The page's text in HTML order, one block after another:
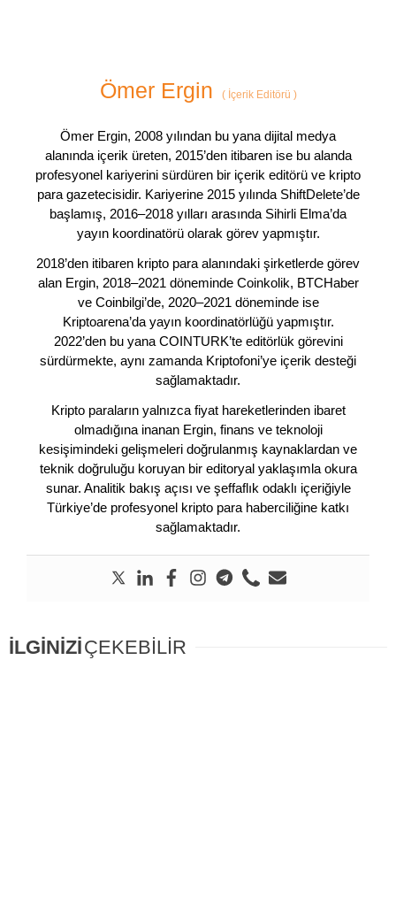
Ömer Ergin (İçerik Editörü )
Ömer Ergin, 2008 yılından bu yana dijital medya
alanında içerik üreten, 2015’den itibaren ise bu alanda
profesyonel kariyerini sürdüren bir içerik editörü ve kripto
para gazetecisidir. Kariyerine 2015 yılında ShiftDelete’de
başlamış, 2016–2018 yılları arasında Sihirli Elma’da
yayın koordinatörü olarak görev yapmıştır.
2018’den itibaren kripto para alanındaki şirketlerde görev
alan Ergin, 2018–2021 döneminde Coinkolik, BTCHaber
ve Coinbilgi’de, 2020–2021 döneminde ise
Kriptoarena’da yayın koordinatörlüğü yapmıştır.
2022’den bu yana COINTURK’te editörlük görevini
sürdürmekte, aynı zamanda Kriptofoni’ye içerik desteği
sağlamaktadır.
Kripto paraların yalnızca fiyat hareketlerinden ibaret
olmadığına inanan Ergin, finans ve teknoloji
kesişimindeki gelişmeleri doğrulanmış kaynaklardan ve
teknik doğruluğu koruyan bir editoryal yaklaşımla okura
sunar. Analitik bakış açısı ve şeffaflık odaklı içeriğiyle
Türkiye’de profesyonel kripto para haberciliğine katkı
sağlamaktadır.
İLGİNİZİÇEKEBİLİR